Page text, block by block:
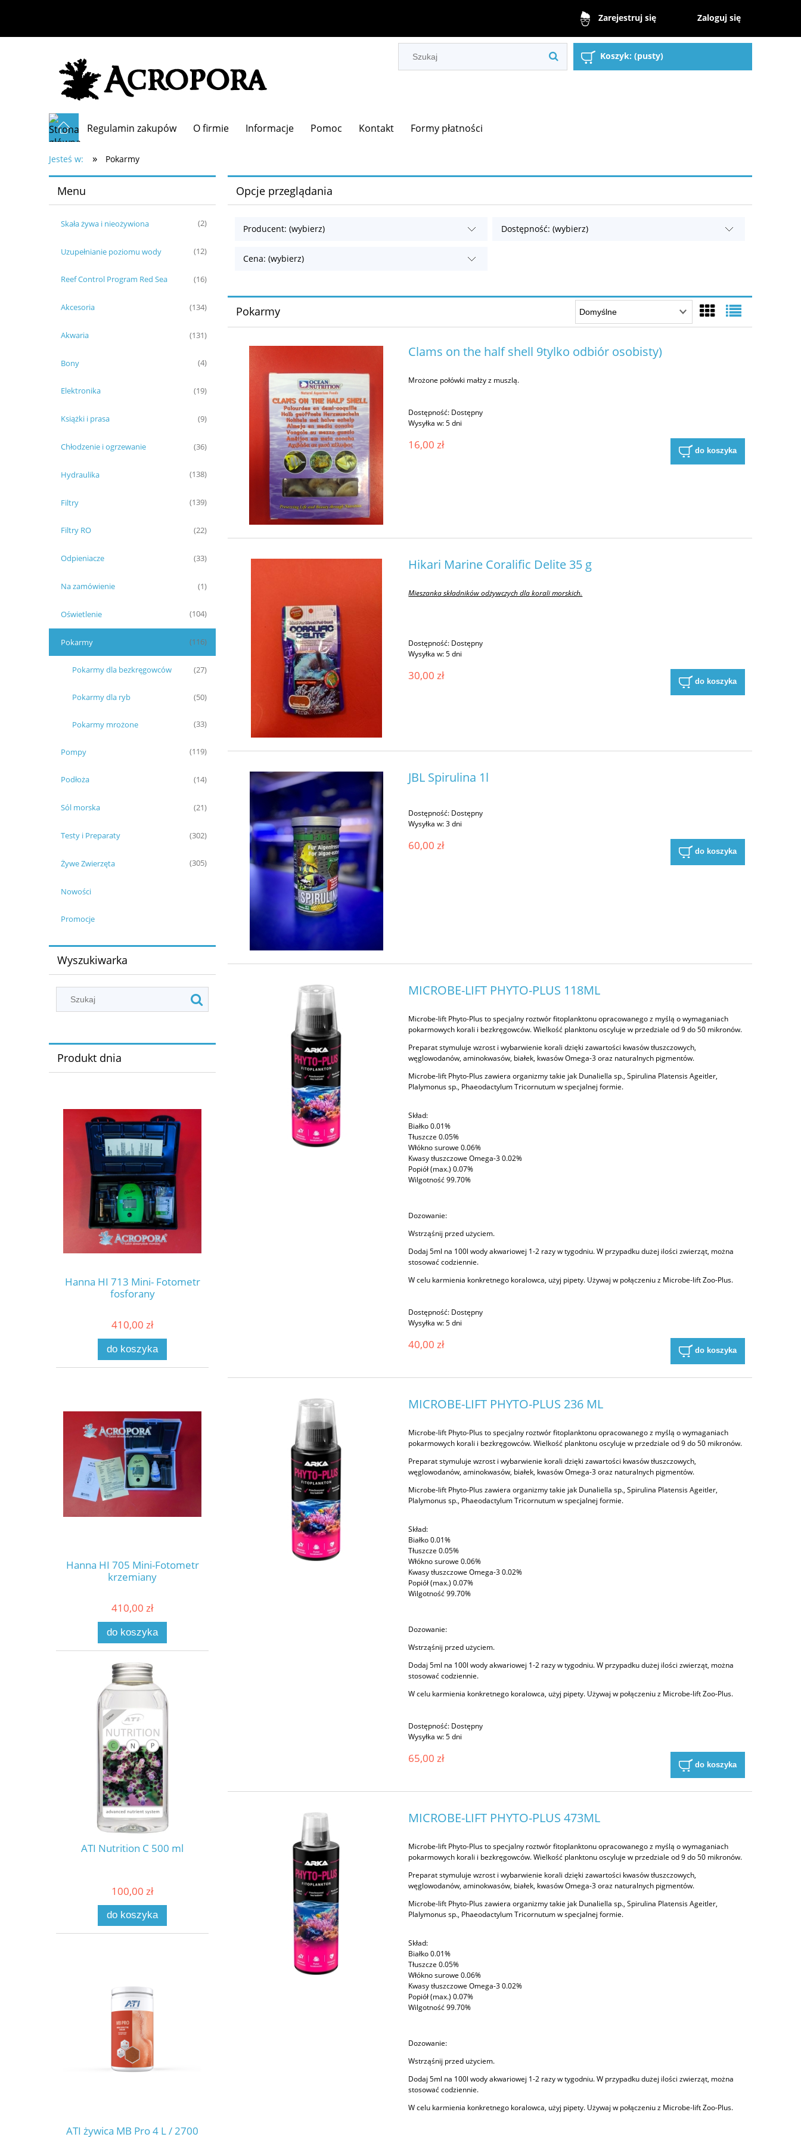
Zarejestruj się Zaloguj się
Koszyk: (pusty)
Regulamin zakupów O firmie Informacje Pomoc Kontakt Formy płatności
Jesteś w: » Pokarmy
Menu
Skała żywa i nieożywiona (2)
Uzupełnianie poziomu wody (12)
Reef Control Program Red Sea (16)
Akcesoria (134)
Akwaria (131)
Bony (4)
Elektronika (19)
Książki i prasa (9)
Chłodzenie i ogrzewanie (36)
Hydraulika (138)
Filtry (139)
Filtry RO (22)
Odpieniacze (33)
Na zamówienie (1)
Oświetlenie (104)
Pokarmy (116)
Pokarmy dla bezkręgowców (27)
Pokarmy dla ryb (50)
Pokarmy mrożone (33)
Pompy (119)
Podłoża (14)
Sól morska (21)
Testy i Preparaty (302)
Żywe Zwierzęta (305)
Nowości
Promocje
Wyszukiwarka
Produkt dnia
Hanna HI 713 Mini- Fotometr
fosforany
410,00 zł
do koszyka
Hanna HI 705 Mini-Fotometr
krzemiany
410,00 zł
do koszyka
ATI Nutrition C 500 ml
100,00 zł
do koszyka
ATI żywica MB Pro 4 L / 2700
Opcje przeglądania
Producent: (wybierz) Dostępność: (wybierz)
Cena: (wybierz)
Pokarmy
Clams on the half shell 9tylko odbiór osobisty)
Mrożone połówki małży z muszlą.
Dostępność: Dostępny
Wysyłka w:5 dni
16,00 zł do koszyka
Hikari Marine Coralific Delite 35 g
Mieszanka składników odżywczych dla korali morskich.
Dostępność: Dostępny
Wysyłka w:5 dni
30,00 zł do koszyka
JBL Spirulina 1l
Dostępność: Dostępny
Wysyłka w:3 dni
60,00 zł do koszyka
MICROBE-LIFT PHYTO-PLUS 118ML
Microbe-lift Phyto-Plus to specjalny roztwór fitoplanktonu opracowanego z myślą o wymaganiach
pokarmowych korali i bezkręgowców. Wielkość planktonu oscyluje w przedziale od 9 do 50 mikronów.
Preparat stymuluje wzrost i wybarwienie korali dzięki zawartości kwasów tłuszczowych,
węglowodanów, aminokwasów, białek, kwasów Omega-3 oraz naturalnych pigmentów.
Microbe-lift Phyto-Plus zawiera organizmy takie jak Dunaliella sp., Spirulina Platensis Ageitler,
Plalymonus sp., Phaeodactylum Tricornutum w specjalnej formie.
Skład:
Białko 0.01%
Tłuszcze 0.05%
Włókno surowe 0.06%
Kwasy tłuszczowe Omega-3 0.02%
Popiół (max.) 0.07%
Wilgotność 99.70%
Dozowanie:
Wstrząśnij przed użyciem.
Dodaj 5ml na 100l wody akwariowej 1-2 razy w tygodniu. W przypadku dużej ilości zwierząt, można
stosować codziennie.
W celu karmienia konkretnego koralowca, użyj pipety. Używaj w połączeniu z Microbe-lift Zoo-Plus.
Dostępność: Dostępny
Wysyłka w:5 dni
40,00 zł do koszyka
MICROBE-LIFT PHYTO-PLUS 236 ML
Microbe-lift Phyto-Plus to specjalny roztwór fitoplanktonu opracowanego z myślą o wymaganiach
pokarmowych korali i bezkręgowców. Wielkość planktonu oscyluje w przedziale od 9 do 50 mikronów.
Preparat stymuluje wzrost i wybarwienie korali dzięki zawartości kwasów tłuszczowych,
węglowodanów, aminokwasów, białek, kwasów Omega-3 oraz naturalnych pigmentów.
Microbe-lift Phyto-Plus zawiera organizmy takie jak Dunaliella sp., Spirulina Platensis Ageitler,
Plalymonus sp., Phaeodactylum Tricornutum w specjalnej formie.
Skład:
Białko 0.01%
Tłuszcze 0.05%
Włókno surowe 0.06%
Kwasy tłuszczowe Omega-3 0.02%
Popiół (max.) 0.07%
Wilgotność 99.70%
Dozowanie:
Wstrząśnij przed użyciem.
Dodaj 5ml na 100l wody akwariowej 1-2 razy w tygodniu. W przypadku dużej ilości zwierząt, można
stosować codziennie.
W celu karmienia konkretnego koralowca, użyj pipety. Używaj w połączeniu z Microbe-lift Zoo-Plus.
Dostępność: Dostępny
Wysyłka w:5 dni
65,00 zł do koszyka
MICROBE-LIFT PHYTO-PLUS 473ML
Microbe-lift Phyto-Plus to specjalny roztwór fitoplanktonu opracowanego z myślą o wymaganiach
pokarmowych korali i bezkręgowców. Wielkość planktonu oscyluje w przedziale od 9 do 50 mikronów.
Preparat stymuluje wzrost i wybarwienie korali dzięki zawartości kwasów tłuszczowych,
węglowodanów, aminokwasów, białek, kwasów Omega-3 oraz naturalnych pigmentów.
Microbe-lift Phyto-Plus zawiera organizmy takie jak Dunaliella sp., Spirulina Platensis Ageitler,
Plalymonus sp., Phaeodactylum Tricornutum w specjalnej formie.
Skład:
Białko 0.01%
Tłuszcze 0.05%
Włókno surowe 0.06%
Kwasy tłuszczowe Omega-3 0.02%
Popiół (max.) 0.07%
Wilgotność 99.70%
Dozowanie:
Wstrząśnij przed użyciem.
Dodaj 5ml na 100l wody akwariowej 1-2 razy w tygodniu. W przypadku dużej ilości zwierząt, można
stosować codziennie.
W celu karmienia konkretnego koralowca, użyj pipety. Używaj w połączeniu z Microbe-lift Zoo-Plus.